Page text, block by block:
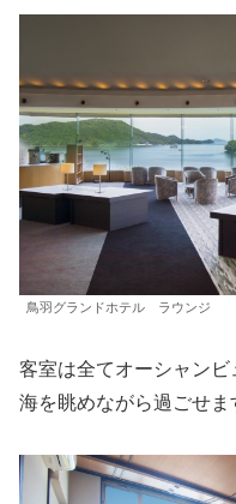
鳥羽グランドホテル ラウンジ
客室は全てオーシャン
海を眺めながら過ごせま